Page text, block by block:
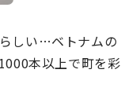
しい…ベトナムの
本以上で町を彩